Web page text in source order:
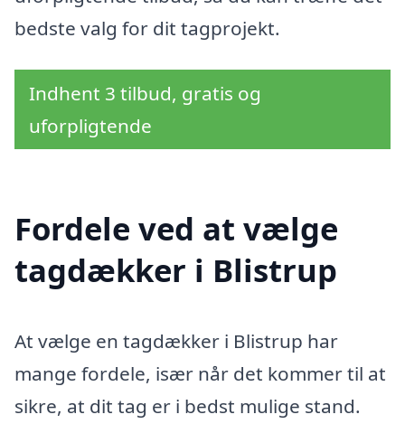
bedste valg for dit tagprojekt.
Indhent 3 tilbud, gratis og
uforpligtende
Fordele ved at vælge
tagdækker i Blistrup
At vælge en tagdækker i Blistrup har
mange fordele, især når det kommer til at
sikre, at dit tag er i bedst mulige stand.